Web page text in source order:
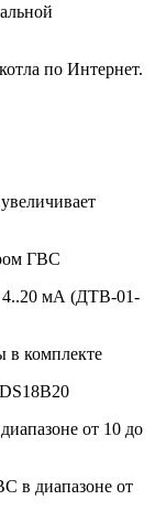
по Интернет.
ГВС
4..20 мА (ДТВ-01-
в комплекте
от 10 до
в диапазоне от